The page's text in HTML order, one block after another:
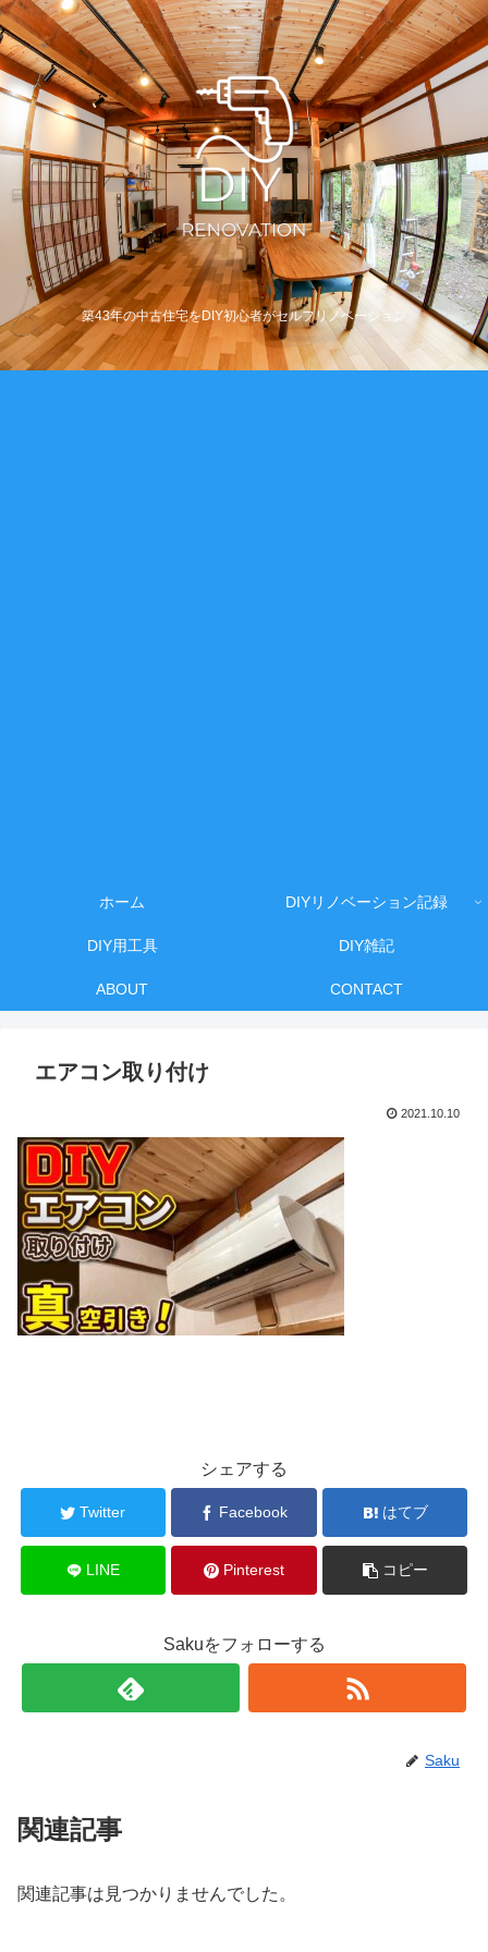
築43年の中古住宅をDIY初心者がセルフリノベーション
ホーム DIYリノベーション記録
DIY用工具 DIY雑記
ABOUT CONTACT
エアコン取り付け
2021.10.10
シェアする
Twitter Facebook はてブ
LINE Pinterest コピー
Sakuをフォローする
Saku
関連記事
関連記事は見つかりませんでした。